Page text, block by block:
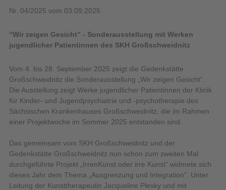
Nr. 04/2025 vom 03.09.2025
“Wir zeigen Gesicht” - Sonderausstellung mit Werken
jugendlicher Patientinnen des SKH Großschweidnitz
Vom 4. bis 28. September 2025 zeigt die Gedenkstätte
Großschweidnitz die Sonderausstellung „Wir zeigen Gesicht“.
Die Ausstellung zeigt Werke jugendlicher Patientinnen der Klinik
für Kinder- und Jugendpsychiatrie und -psychotherapie des
Sächsischen Krankenhauses Großschweidnitz, die im Rahmen
einer Projektwoche im Sommer 2025 entstanden sind.
Das gemeinsam vom SKH Großschweidnitz und der
Gedenkstätte Großschweidnitz nun schon zum zweiten Mal
durchgeführte Projekt „IrrenKunst oder irre Kunst“ widmete sich
dieses Jahr dem Thema „Ausgrenzung und Integration“. Unter
Leitung der Kunsttherapeutin Jacqueline Plesky und mit